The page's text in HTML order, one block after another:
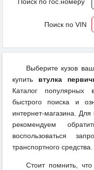
Поиск по гос.номеру
Поиск по VIN
Выберите кузов
купить втулка
Каталог популярных
быстрого поиска и
интернет-магазина.
рекомендуем
воспользоваться
транспортного средства.
Стоит помнить,